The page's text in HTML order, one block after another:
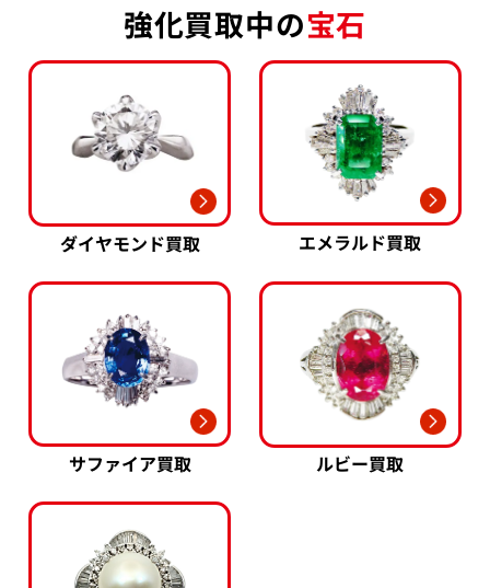
強化買取中の宝石
ダイヤモンド買取 エメラルド買取
サファイア買取 ルビー買取